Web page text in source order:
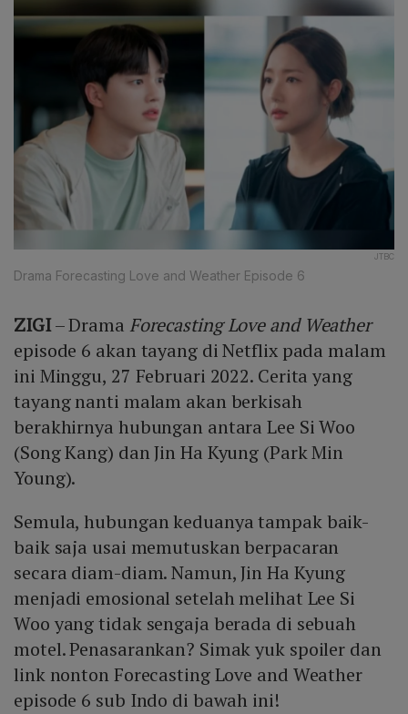
JTBC
Drama Forecasting Love and Weather Episode 6
ZIGI– Drama Forecasting Love and Weather
episode 6 akan tayang di Netflix pada malam
ini Minggu, 27 Februari 2022. Cerita yang
tayang nanti malam akan berkisah
berakhirnya hubungan antara Lee Si Woo
(Song Kang) dan Jin Ha Kyung (Park Min
Young).
Semula, hubungan keduanya tampak baik-
baik saja usai memutuskan berpacaran
secara diam-diam. Namun, Jin Ha Kyung
menjadi emosional setelah melihat Lee Si
Woo yang tidak sengaja berada di sebuah
motel. Penasarankan? Simak yuk spoiler dan
link nonton Forecasting Love and Weather
episode 6 sub Indo di bawah ini!